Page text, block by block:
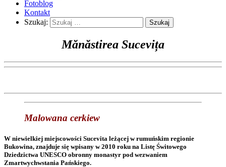
Fotoblog
Kontakt
Szukaj:
Mănăstirea Sucevița
Malowana cerkiew
W niewielkiej miejscowości Sucevita leżącej w rumuńskim regionie
Bukowina, znajduje się wpisany w 2010 roku na Listę Świtowego
Dziedzictwa UNESCO obronny monastyr pod wezwaniem
Zmartwychwstania Pańskiego.